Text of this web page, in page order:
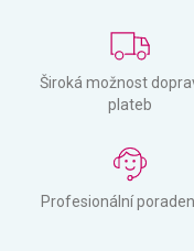
Široká možnost
plateb
Profesionální